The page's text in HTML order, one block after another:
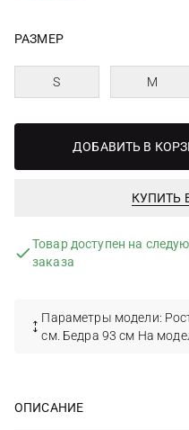
РАЗМЕР
S M
ДОБАВИТЬ В
КУПИТЬ
Товар доступен на
заказа
Параметры модели:
см. Бедра 93 см На
ОПИСАНИЕ